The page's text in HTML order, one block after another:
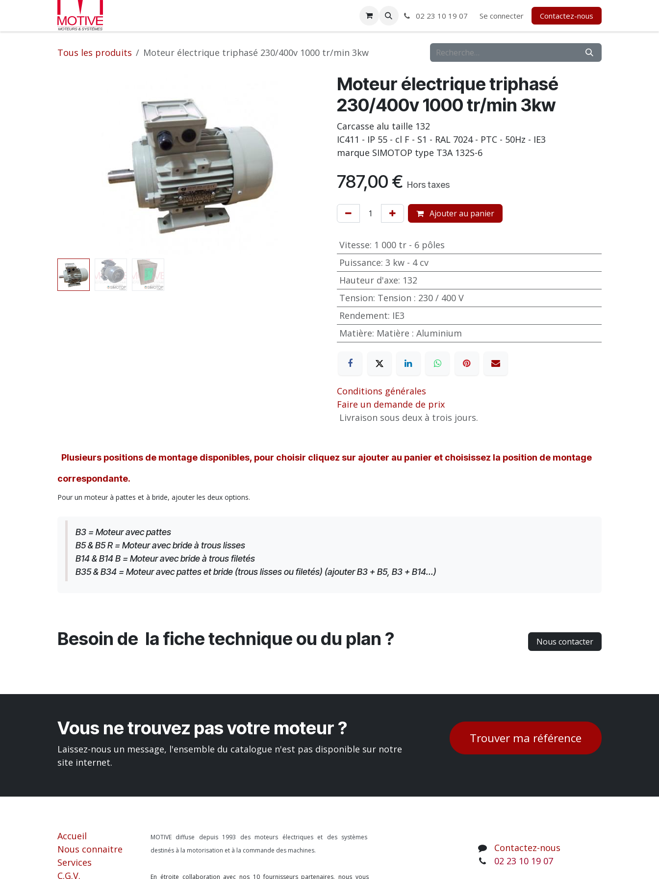
Se rendre au contenu
02 23 10 19 07 Se connecter Contactez-nous
Tous les produits Moteur électrique triphasé 230/400v 1000 tr/min 3kw
Moteur électrique triphasé
230/400v 1000 tr/min 3kw
Carcasse alu taille 132
IC411 - IP 55 - cl F - S1 - RAL 7024 - PTC - 50Hz - IE3
marque SIMOTOP type T3A 132S-6
787,00 € Hors taxes
Ajouter au panier
Vitesse: 1 000 tr - 6 pôles
Puissance: 3 kw - 4 cv
Hauteur d'axe: 132
Tension: Tension : 230 / 400 V
Rendement: IE3
Matière: Matière : Aluminium
Conditions générales
Faire un demande de prix
Livraison sous deux à trois jours.
Plusieurs positions de montage disponibles, pour choisir cliquez sur ajouter au panier et choisissez la position de montage
correspondante.
Pour un moteur à pattes et à bride, ajouter les deux options.
B3 = Moteur avec pattes
B5 & B5 R = Moteur avec bride à trous lisses
B14 & B14 B = Moteur avec bride à trous filetés
B35 & B34 = Moteur avec pattes et bride (trous lisses ou filetés) (ajouter B3 + B5, B3 + B14...)
Besoin de la fiche technique ou du plan ? Nous contacter
Vous ne trouvez pas votre moteur ?
Laissez-nous un message, l'ensemble du catalogue n'est pas disponible sur notre
site internet.
Trouver ma référence
Accueil
Nous connaitre
Services
C.G.V.
MOTIVE diffuse depuis 1993 des moteurs électriques et des systèmes
destinés à la motorisation et à la commande des machines.
En étroite collaboration avec nos 10 fournisseurs partenaires, nous vous
Contactez-nous
02 23 10 19 07